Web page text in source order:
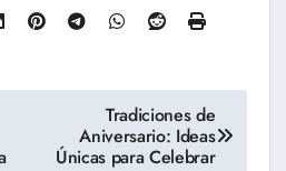
Tradiciones de
Aniversario: Ideas
Únicas para Celebrar